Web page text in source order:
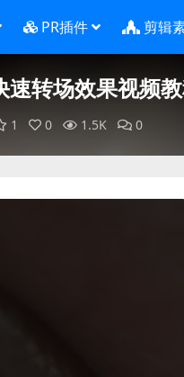
PR插件 剪辑
速转场效果视频
1 0 1.5K 0